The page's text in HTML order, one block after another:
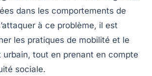
dans les comportements de
à ce problème, il est
les pratiques de mobilité et le
urbain, tout en prenant en compte
sociale.